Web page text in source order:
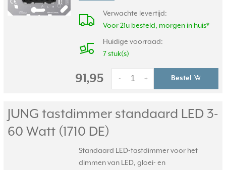
Verwachte levertijd:
Voor 21u besteld, morgen in huis*
Huidige voorraad:
7 stuk(s)
91,95 +
- Bestel
JUNG tastdimmer standaard LED 3-
60 Watt (1710 DE)
Standaard LED-tastdimmer voor het
dimmen van LED, gloei- en